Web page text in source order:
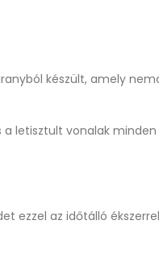
készült, amely
letisztult vonalak
ezzel az időtálló